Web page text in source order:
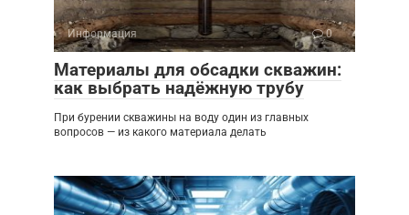
Информация 0
Материалы для обсадки скважин:
как выбрать надёжную трубу
При бурении скважины на воду один из главных
вопросов — из какого материала делать